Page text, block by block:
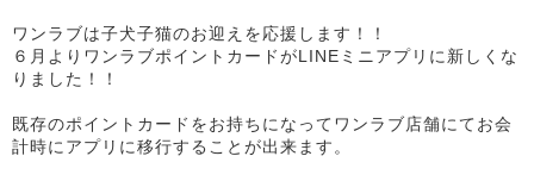
ワンラブは子犬子猫のお迎えを応援します！！
６月よりワンラブポイントカードがLINEミニアプリに新しくな
りました！！
既存のポイントカードをお持ちになってワンラブ店舗にてお会
計時にアプリに移行することが出来ます。